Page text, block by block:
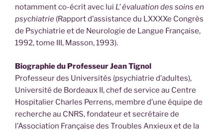
notamment co-écrit avec lui L’ évaluation des soins en
psychiatrie (Rapport d’assistance du LXXXXe Congrès
de Psychiatrie et de Neurologie de Langue Française,
1992, tome III, Masson, 1993).
Biographie du Professeur Jean Tignol
Professeur des Universités (psychiatrie d’adultes),
Université de Bordeaux II, chef de service au Centre
Hospitalier Charles Perrens, membre d’une équipe de
recherche au CNRS, fondateur et secrétaire de
l’Association Française des Troubles Anxieux et de la